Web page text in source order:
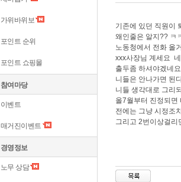
가위바위보
포인트 순위
포인트 쇼핑몰
참여마당
이벤트
매거진이벤트
경영정보
노무 상담
기존에 있던 직원이
왜인줄은 알지?? ㅋ
노동청에서 전화 올
xxx사장님 계세요
출두좀 하셔야겠네
니들은 안나가면 된
니들 생각대로 그리
올7월부터 진정되면
전에는 그냥 시정조
그리고 2번이상걸